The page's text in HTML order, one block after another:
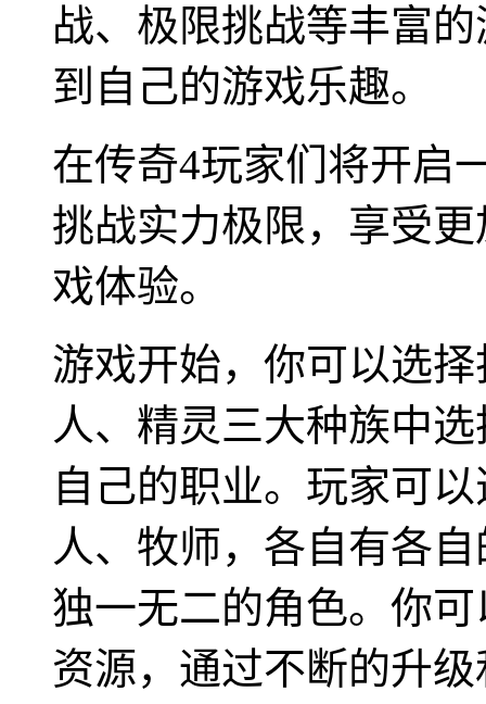
战、极限挑战等丰富
到自己的游戏乐趣。
在传奇4玩家们将开启
挑战实力极限，享受
戏体验。
游戏开始，你可以选
人、精灵三大种族中
自己的职业。玩家可
人、牧师，各自有各
独一无二的角色。你
资源，通过不断的升